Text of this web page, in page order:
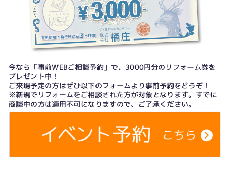
今なら「事前WEBご相談予約」で、3000円分のリフォーム券を
プレゼント中！
ご来場予定の方はぜひ以下のフォームより事前予約をどうぞ！
※新規でリフォームをご相談された方が対象となります。すでに
商談中の方は適用不可になりますので、ご了承ください。